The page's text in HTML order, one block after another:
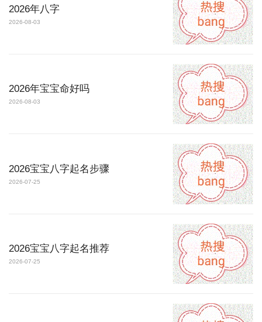
2026年八字
2026-08-03
2026年宝宝命好吗
2026-08-03
2026宝宝八字起名步骤
2026-07-25
2026宝宝八字起名推荐
2026-07-25